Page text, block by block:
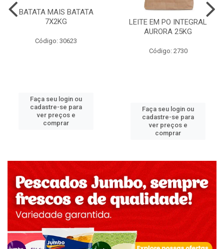
BATATA MAIS BATATA
7X2KG
Código: 30623
Faça seu login ou
cadastre-se para
ver preços e
comprar
LEITE EM PO INTEGRAL
AURORA 25KG
Código: 2730
Faça seu login ou
cadastre-se para
ver preços e
comprar